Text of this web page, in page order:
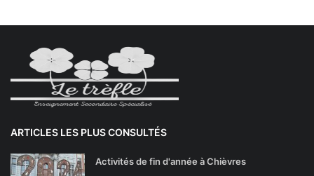
ARTICLES LES PLUS CONSULTÉS
Activités de fin d'année à Chièvres